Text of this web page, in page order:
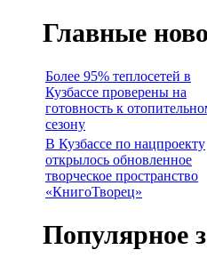
Главные
Более 95% теплосетей в
Кузбассе проверены на
готовность к
сезону
В Кузбассе по нацпроекту
открылось обновленное
творческое пространство
«КнигоТворец»
Популярное